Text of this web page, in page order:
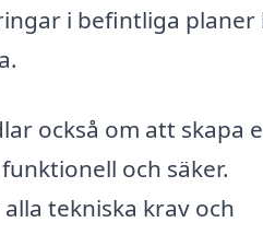
i befintliga planer
också om att skapa
och säker.
tekniska krav och